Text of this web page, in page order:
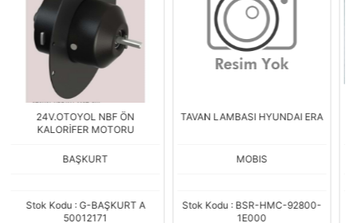
TAVAN LAMBASI HYUNDAI ERA
MOBIS
Stok Kodu : BSR-HMC-92800-
1E000
YAKIT POMPA PLEYTI UST
MOBIS
Stok Kodu : BSR-HMC-31123-
25000-WME